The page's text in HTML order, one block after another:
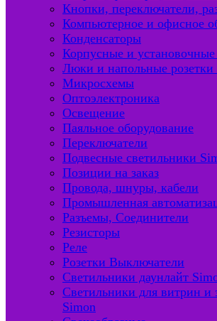
Кнопки, переключатели,
Компьютерное и офисное
Конденсаторы
Корпусные и установочные
Люки и напольные розетки
Микросхемы
Оптоэлектроника
Освещение
Паяльное оборудование
Переключатели
Подвесные светильники
Позиции на заказ
Провода, шнуры, кабели
Промышленная
Разъемы, Соединители
Резисторы
Реле
Розетки Выключатели
Светильники даунлайт
Светильники для витрин и
Simon